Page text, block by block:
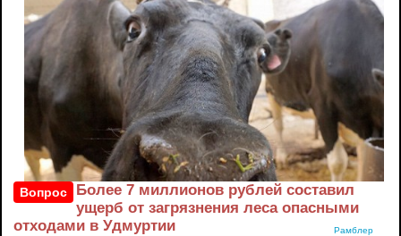
Вопрос
Более 7 миллионов рублей составил
ущерб от загрязнения леса опасными
отходами в Удмуртии
Рамблер